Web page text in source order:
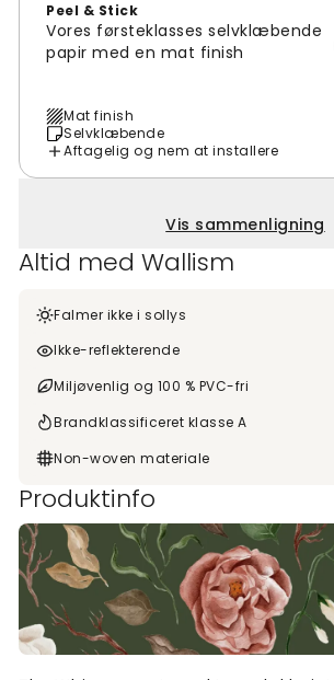
Peel & Stick
Vores førsteklasses selvklæbende
papir med en mat finish
Mat finish
Selvklæbende
Aftagelig og nem at installere
Vis sammenligning
Altid med Wallism
Falmer ikke i sollys
Ikke-reflekterende
Miljøvenlig og 100 % PVC-fri
Brandklassificeret klasse A
Non-woven materiale
Produktinfo